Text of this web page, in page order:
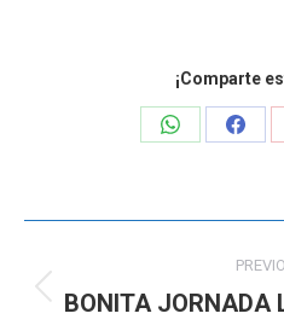
¡Comparte
Share
Share
navigation
BONITA JORNADA